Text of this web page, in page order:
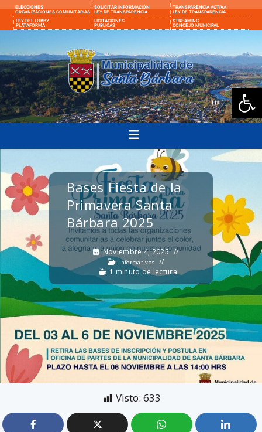
ELECCIONES
ORGANIZACIONES COMUNITARIAS
SOLICITAR INFORMACIÓN
LEY DE TRANSPARENCIA
TRANSPARENCIA ACTIVA
LEY DE TRANSPARENCIA
LEY DEL LOBBY
PLATAFORMA
LICITACIONES
PÚBLICAS
STREAMING
CONCEJO MUNICIPAL
Bases Fiesta de la
Primavera Santa
Bárbara 2025
Noviembre 4, 2025
Informativos
1 minuto de lectura
Visto: 633